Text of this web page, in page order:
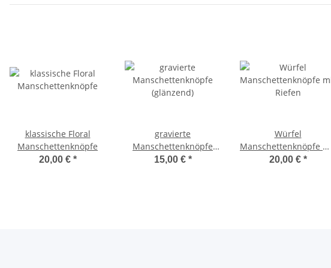
klassische Floral
Manschettenknöpfe
20,00 € *
gravierte
Manschettenknöpfe
(glänzend)
15,00 € *
Würfel
Manschettenknöpfe mit
Riefen
20,00 € *